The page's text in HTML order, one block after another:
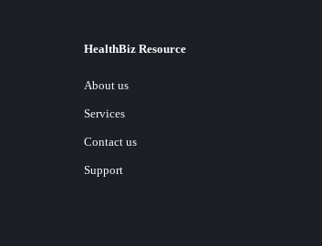
HealthBiz Resource
About us
Services
Contact us
Support